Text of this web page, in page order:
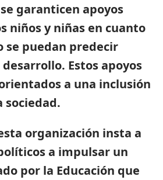
garanticen apoyos
niños y niñas en cuanto
se puedan predecir
Estos apoyos
a una inclusión
sociedad.
organización insta a
a impulsar un
por la Educación que